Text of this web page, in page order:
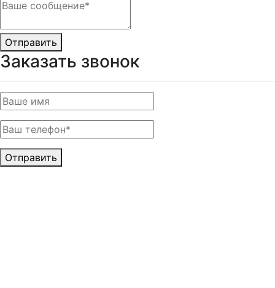
Отправить
Заказать звонок
Отправить